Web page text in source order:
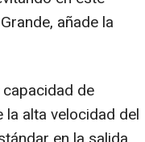
añade la
de
alta velocidad del